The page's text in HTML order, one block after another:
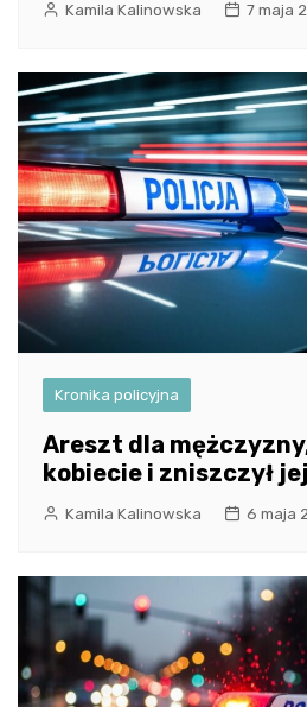
Kamila Kalinowska 7 maja
Kronika policyjna
Areszt dla
kobiecie i zniszczył
Kamila Kalinowska 6 maja